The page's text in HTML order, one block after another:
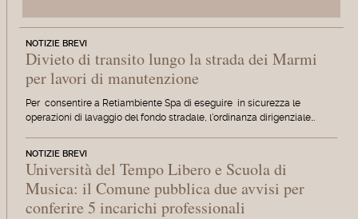
NOTIZIE BREVI
Divieto di transito lungo la strada dei Marmi
per lavori di manutenzione
Per consentire a Retiambiente Spa di eseguire in sicurezza le
operazioni di lavaggio del fondo stradale, l'ordinanza dirigenziale…
NOTIZIE BREVI
Università del Tempo Libero e Scuola di
Musica: il Comune pubblica due avvisi per
conferire 5 incarichi professionali